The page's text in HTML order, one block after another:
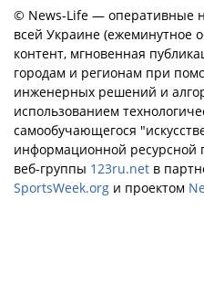
© News-Life — оперативные
всей Украине (ежеминутное
контент, мгновенная
городам и регионам при
инженерных решений и
использованием
самообучающегося
информационной ресурсной
веб-группы 123ru.net в
SportsWeek.org и проектом